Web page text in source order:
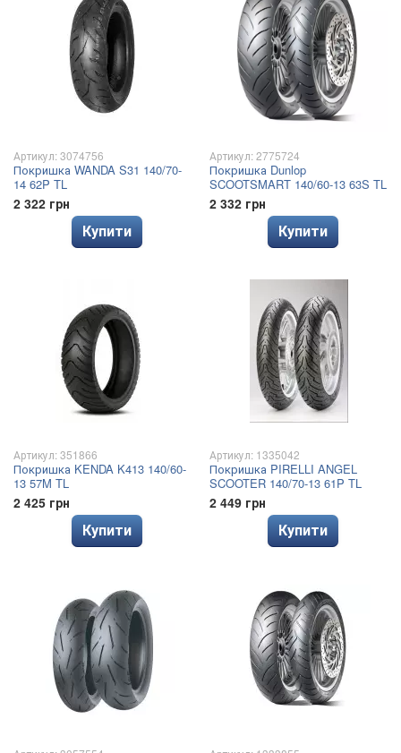
Артикул: 3074756
Покришка WANDA S31 140/70-
14 62P TL
2 322 грн
Купити
Артикул: 2775724
Покришка Dunlop
SCOOTSMART 140/60-13 63S TL
2 332 грн
Купити
Артикул: 351866
Покришка KENDA K413 140/60-
13 57M TL
2 425 грн
Купити
Артикул: 1335042
Покришка PIRELLI ANGEL
SCOOTER 140/70-13 61P TL
2 449 грн
Купити